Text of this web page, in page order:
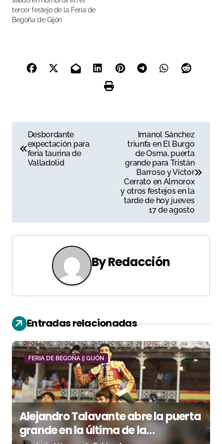
tercer festejo de la Feria de
Begoña de Gijón
a
a
ó
n
d
e
e
n
t
r
Desbordante
expectación para
feria taurina de
Valladolid
Imanol Sánchez
triunfa en El Burgo
de Osma, puerta
grande para Tristán
Barroso y Víctor
Cerrato en Almorox
y otros festejos en la
tarde de hoy jueves
17 de agosto
ByRedacción
Entradas relacionadas
FERIA DE BEGOÑA || GIJÓN
Alejandro Talavante abre la puerta
grande en la última de la